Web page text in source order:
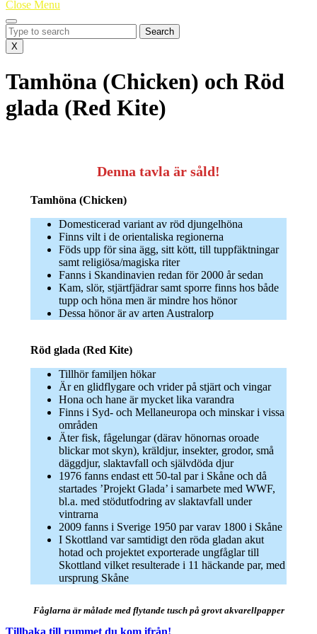
Close Menu
Search
for:
X
Tamhöna (Chicken) och Röd
glada (Red Kite)
Denna tavla är såld!
Tamhöna (Chicken)
Domesticerad variant av röd djungelhöna
Finns vilt i de orientaliska regionerna
Föds upp för sina ägg, sitt kött, till tuppfäktningar
samt religiösa/magiska riter
Fanns i Skandinavien redan för 2000 år sedan
Kam, slör, stjärtfjädrar samt sporre finns hos både
tupp och höna men är mindre hos hönor
Dessa hönor är av arten Australorp
Röd glada (Red Kite)
Tillhör familjen hökar
Är en glidflygare och vrider på stjärt och vingar
Hona och hane är mycket lika varandra
Finns i Syd- och Mellaneuropa och minskar i vissa
områden
Äter fisk, fågelungar (därav hönornas oroade
blickar mot skyn), kräldjur, insekter, grodor, små
däggdjur, slaktavfall och självdöda djur
1976 fanns endast ett 50-tal par i Skåne och då
startades ’Projekt Glada’ i samarbete med WWF,
bl.a. med stödutfodring av slaktavfall under
vintrarna
2009 fanns i Sverige 1950 par varav 1800 i Skåne
I Skottland var samtidigt den röda gladan akut
hotad och projektet exporterade ungfåglar till
Skottland vilket resulterade i 11 häckande par, med
ursprung Skåne
Fåglarna är målade med flytande tusch på grovt akvarellpapper
Tillbaka till rummet du kom ifrån!